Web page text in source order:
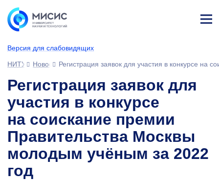
Версия для слабовидящих
ине
НИТУ МИСИС
НовостиРегистрация заявок для участия в конкурсе
Регистрация заявок для
участия в конкурсе
на соискание премии
Правительства Москвы
молодым учёным за 2022
год